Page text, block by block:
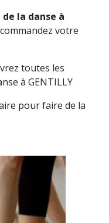
la danse à
votre
toutes les
à GENTILLY
pour faire de la